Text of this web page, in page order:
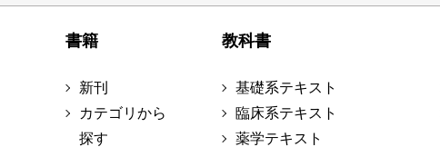
書籍
新刊
カテゴリから
探す
教科書
基礎系テキスト
臨床系テキスト
薬学テキスト